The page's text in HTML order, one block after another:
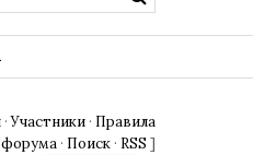
·Участники · Правила
форума · Поиск · RSS ]